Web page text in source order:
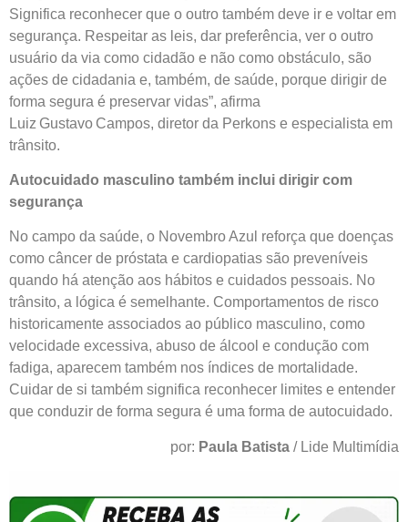
Significa reconhecer que o outro também deve ir e voltar em
segurança. Respeitar as leis, dar preferência, ver o outro
usuário da via como cidadão e não como obstáculo, são
ações de cidadania e, também, de saúde, porque dirigir de
forma segura é preservar vidas”, afirma
Luiz Gustavo Campos, diretor da Perkons e especialista em
trânsito.
Autocuidado masculino também inclui dirigir com
segurança
No campo da saúde, o Novembro Azul reforça que doenças
como câncer de próstata e cardiopatias são preveníveis
quando há atenção aos hábitos e cuidados pessoais. No
trânsito, a lógica é semelhante. Comportamentos de risco
historicamente associados ao público masculino, como
velocidade excessiva, abuso de álcool e condução com
fadiga, aparecem também nos índices de mortalidade.
Cuidar de si também significa reconhecer limites e entender
que conduzir de forma segura é uma forma de autocuidado.
por: Paula Batista / Lide Multimídia